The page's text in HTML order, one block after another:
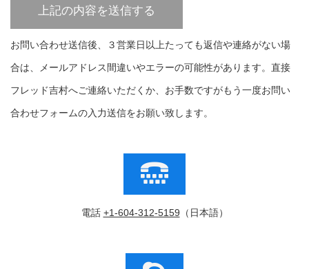
お問い合わせ送信後、３営業日以上たっても返信や連絡がない場
合は、メールアドレス間違いやエラーの可能性があります。直接
フレッド吉村へご連絡いただくか、お手数ですがもう一度お問い
合わせフォームの入力送信をお願い致します。
電話 +1-604-312-5159 （日本語）